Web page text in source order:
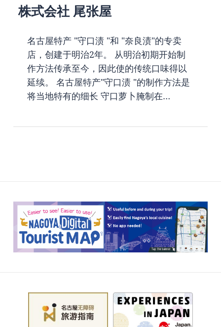
株式会社 尾张屋
名古屋特产 "守口渍 "和 "奈良渍"的专卖
店，创建于明治2年。 从明治初期开始制
作方法传承至今，因此使的传统口味得以
延续。 名古屋特产"守口渍 "的制作方法是
将当地特有的细长 守口萝卜腌制在…